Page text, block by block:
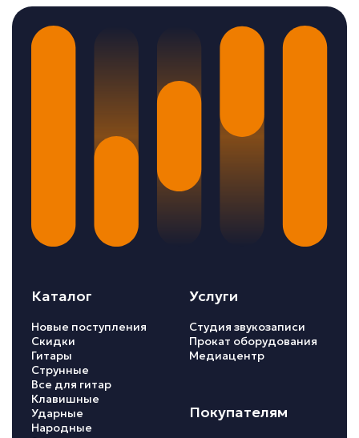
Каталог
Новые поступления
Скидки
Гитары
Струнные
Все для гитар
Клавишные
Ударные
Народные
Услуги
Студия звукозаписи
Прокат оборудования
Медиацентр
Покупателям